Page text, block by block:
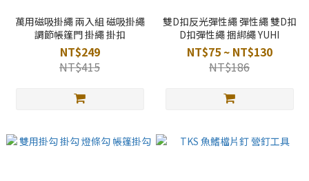
萬用磁吸掛繩 兩入組 磁吸掛繩
調節帳篷門 掛繩 掛扣
NT$249
NT$415
雙D扣反光彈性繩 彈性繩 雙D扣
D扣彈性繩 捆綁繩 YUHI
NT$75 ~ NT$130
NT$186